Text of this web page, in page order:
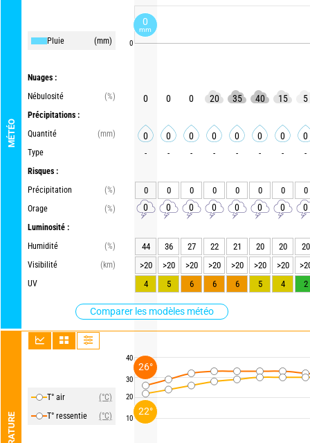
MÉTÉO
Pluie (mm)
Nuages :
Nébulosité
(%)
Précipitations :
Quantité
(mm)
Type
Risques :
Précipitation
(%)
Orage
(%)
Luminosité :
Humidité
(%)
Visibilité
(km)
UV
Comparer les modèles météo
T° air
(°C)
T° ressentie
(°C)
0
40
30
20
10
0 0 0 20 35 40 15 5
0 0 0 0 0 0 0 0
- - - - - - - -
0 0 0 0 0 0 0 0
0 0 0 0 0 0 0 0
44 36 27 22 21 20 20
20
>20
>20 >20 >20 >20 >20 >20
4
5 6 6 6 5 4 2
0
mm
22°
26°